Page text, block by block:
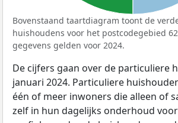
Bovenstaand taartdiagram toont de
huishoudens voor het postcodegebied
gegevens gelden voor 2024.
De cijfers gaan over de particuliere
januari 2024. Particuliere
één of meer inwoners die alleen of
zelf in hun dagelijks onderhoud